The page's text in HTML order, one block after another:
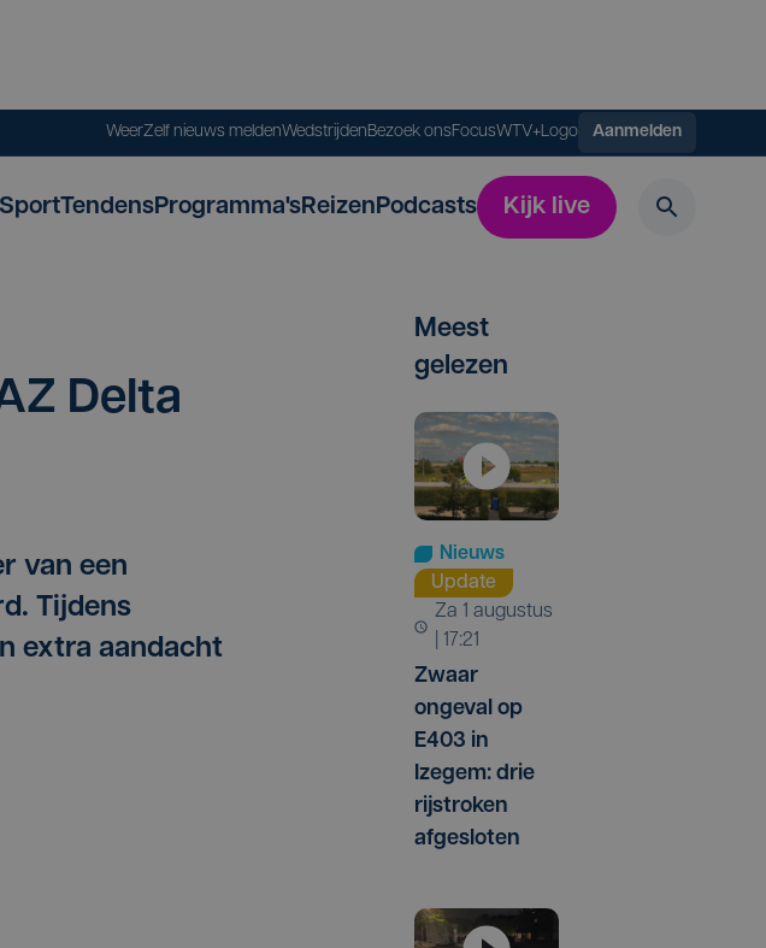
WeerZelf nieuws meldenWedstrijdenBezoek onsFocusWTV+Logo Aanmelden
SportTendensProgramma'sReizenPodcasts Kijk live
Del­ta
van een
Tijdens
extra aandacht
Meest
gelezen
Nieuws
Update
za 1 augustus
| 17:21
Zwaar
ongeval op
E403 in
Izegem: drie
rijstroken
afgesloten